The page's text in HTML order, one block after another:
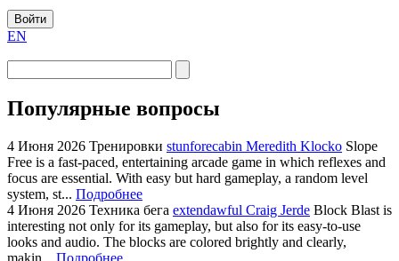
Войти
EN
Популярные вопросы
4 Июня 2026 Тренировки stunforecabin Meredith Klocko Slope
Free is a fast-paced, entertaining arcade game in which reflexes and
focus are essential. With easy but hard gameplay, a random level
system, st... Подробнее
4 Июня 2026 Техника бега extendawful Craig Jerde Block Blast is
interesting not only for its gameplay, but also for its easy-to-use
looks and audio. The blocks are colored brightly and clearly,
makin...
Подробнее